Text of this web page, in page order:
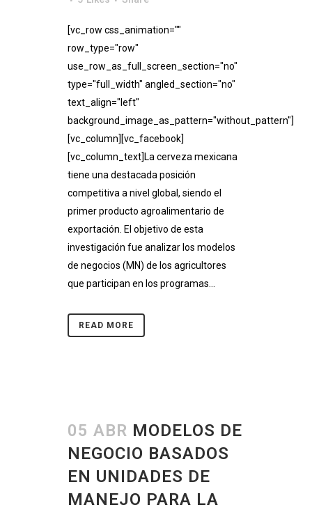
[vc_row css_animation=""
row_type="row"
use_row_as_full_screen_section="no"
type="full_width" angled_section="no"
text_align="left"
background_image_as_pattern="without_pattern"]
[vc_column][vc_facebook]
[vc_column_text]La cerveza mexicana
tiene una destacada posición
competitiva a nivel global, siendo el
primer producto agroalimentario de
exportación. El objetivo de esta
investigación fue analizar los modelos
de negocios (MN) de los agricultores
que participan en los programas...
READ MORE
05 ABR MODELOS DE
NEGOCIO BASADOS
EN UNIDADES DE
MANEJO PARA LA